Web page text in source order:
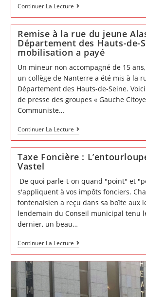
Continuer La Lecture Information
sur
le
Conseil
Municipal
tenu
le
20
mars
2025
Remise à la rue du jeune
Département des Hauts-de-
mobilisation a payé
Un mineur non accompagné de 15
un collège de Nanterre a été mis à la
Département des Hauts-de-Seine.
de presse des groupes « Gauche
Communiste…
Continuer La Lecture Remise
à
la
rue
du
jeune
le
Département
des
Hauts-
de-
Seine
a
payé
Taxe Foncière :
Vastel
De quoi parle-t-on quand "point" et
s'appliquent à vos impôts fonciers.
fontenaisien a reçu dans sa boîte aux
lendemain du Conseil municipal tenu
dernier, un beau…
Continuer La Lecture Taxe
Foncière
:
L’entourloupe
de
Vastel